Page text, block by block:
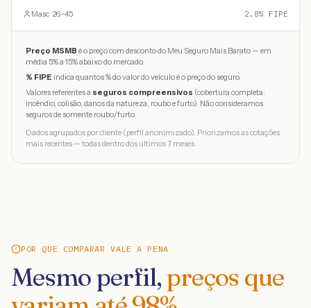
Masc · 26-45 2.8% FIPE
Preço MSMB é o preço com desconto do Meu Seguro Mais Barato — em
média 5% a 15% abaixo do mercado.
% FIPE indica quantos % do valor do veículo é o preço do seguro.
Valores referentes a seguros compreensivos (cobertura completa:
incêndio, colisão, danos da natureza, roubo e furto). Não consideramos
seguros de somente roubo/furto.
Dados agrupados por cliente (perfil anonimizado). Priorizamos as cotações
mais recentes — todas dentro dos últimos 7 meses.
POR QUE COMPARAR VALE A PENA
Mesmo perfil, preços que